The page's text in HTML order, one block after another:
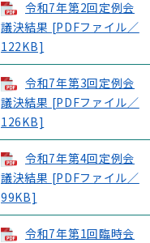
令和7年第2回定例会
議決結果 [PDFファイル／
122KB]
令和7年第3回定例会
議決結果 [PDFファイル／
126KB]
令和7年第4回定例会
議決結果 [PDFファイル／
99KB]
令和7年第1回臨時会